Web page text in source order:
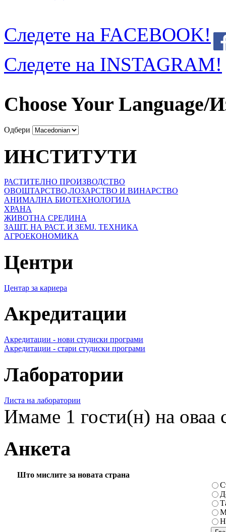
Следете на FACEBOOK!
Следете на INSTAGRAM!
Choose Your Language/
Одбери
ИНСТИТУТИ
РАСТИТЕЛНО ПРОИЗВОДСТВО
ОВОШТАРСТВО,ЛОЗАРСТВО И ВИНАРСТВО
АНИМАЛНА БИОТЕХНОЛОГИЈА
ХРАНА
ЖИВОТНА СРЕДИНА
ЗАШТ. НА РАСТ. И ЗЕМЈ. ТЕХНИКА
АГРОЕКОНОМИКА
Центри
Центар за кариера
Акредитации
Акредитации - нови студиски програми
Акредитации - стари студиски програми
Лаборатории
Листа на лаборатории
Имаме 1 гости(н) на оваа
Анкета
Што мислите за новата страна